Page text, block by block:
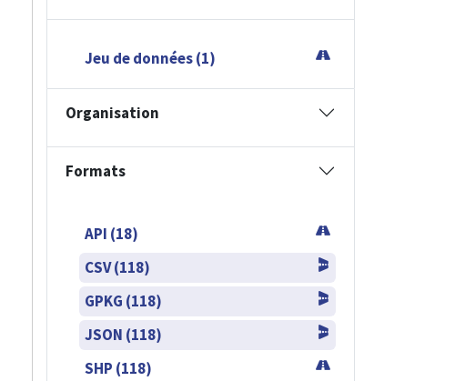
Jeu de données (1)
Organisation
Formats
API (18)
CSV (118)
GPKG (118)
JSON (118)
SHP (118)